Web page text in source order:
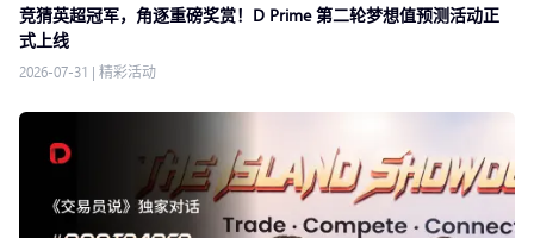
竞猜英超冠军，角逐重磅奖赏！D Prime 第二轮梦想值预测活动正
式上线
2026-07-31 | 精彩活动